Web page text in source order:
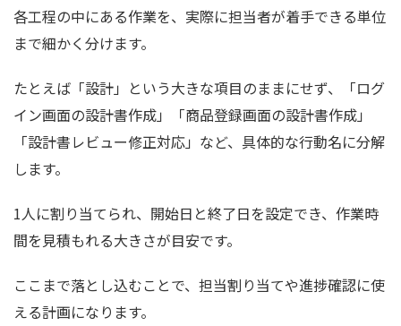
各工程の中にある作業を、実際に担当者が着手できる単位
まで細かく分けます。
たとえば「設計」という大きな項目のままにせず、「ログ
イン画面の設計書作成」「商品登録画面の設計書作成」
「設計書レビュー修正対応」など、具体的な行動名に分解
します。
1人に割り当てられ、開始日と終了日を設定でき、作業時
間を見積もれる大きさが目安です。
ここまで落とし込むことで、担当割り当てや進捗確認に使
える計画になります。